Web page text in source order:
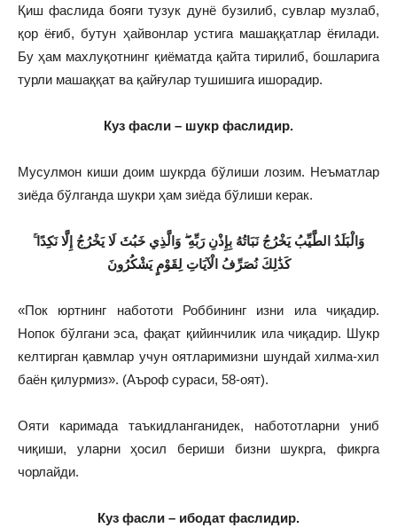
Қиш фаслида бояги тузук дунё бузилиб, сувлар музлаб,
қор ёғиб, бутун ҳайвонлар устига машаққатлар ёғилади.
Бу ҳам махлуқотнинг қиёматда қайта тирилиб, бошларига
турли машаққат ва қайғулар тушишига ишорадир.
Куз фасли – шукр фаслидир.
Мусулмон киши доим шукрда бўлиши лозим. Неъматлар
зиёда бўлганда шукри ҳам зиёда бўлиши керак.
وَالْبَلَدُ الطَّيِّبُ يَخْرُجُ نَبَاتُهُ بِإِذْنِ رَبِّهِ ۖ وَالَّذِي خَبُثَ لَا يَخْرُجُ إِلَّا نَكِدًا ۚ
كَذَٰلِكَ نُصَرِّفُ الْآيَاتِ لِقَوْمٍ يَشْكُرُونَ
«Пок юртнинг набототи Роббининг изни ила чиқадир.
Нопок бўлгани эса, фақат қийинчилик ила чиқадир. Шукр
келтирган қавмлар учун оятларимизни шундай хилма-хил
баён қилурмиз». (Аъроф сураси, 58-оят).
Ояти каримада таъкидланганидек, набототларни униб
чиқиши, уларни ҳосил бериши бизни шукрга, фикрга
чорлайди.
Куз фасли – ибодат фаслидир.